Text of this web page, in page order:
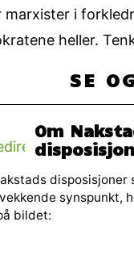
i
heller.
SE
Om
disposisjoner
synspunkt,
bildet: